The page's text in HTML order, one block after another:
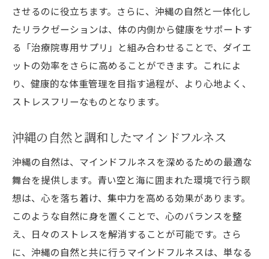
させるのに役立ちます。さらに、沖縄の自然と一体化し
たリラクゼーションは、体の内側から健康をサポートす
る「治療院専用サプリ」と組み合わせることで、ダイエ
ットの効率をさらに高めることができます。これによ
り、健康的な体重管理を目指す過程が、より心地よく、
ストレスフリーなものとなります。
沖縄の自然と調和したマインドフルネス
沖縄の自然は、マインドフルネスを深めるための最適な
舞台を提供します。青い空と海に囲まれた環境で行う瞑
想は、心を落ち着け、集中力を高める効果があります。
このような自然に身を置くことで、心のバランスを整
え、日々のストレスを解消することが可能です。さら
に、沖縄の自然と共に行うマインドフルネスは、単なる